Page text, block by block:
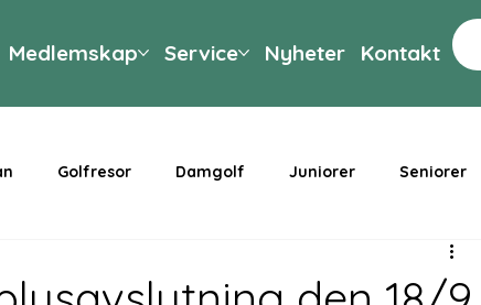
Medlemskap Service Nyheter Kontakt
Golfresor Damgolf Juniorer Seniorer